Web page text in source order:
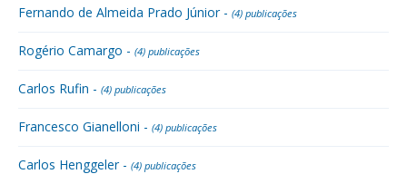
Fernando de Almeida Prado Júnior - (4) publicações
Rogério Camargo - (4) publicações
Carlos Rufin - (4) publicações
Francesco Gianelloni - (4) publicações
Carlos Henggeler - (4) publicações